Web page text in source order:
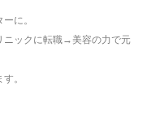
に。
ックに転職→美容の力で元
。